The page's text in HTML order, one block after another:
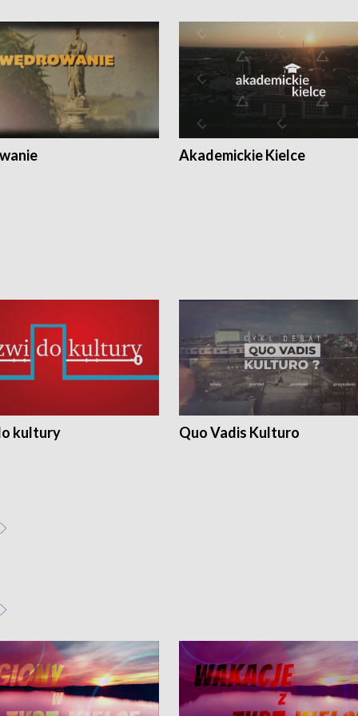
Akademickie Kielce
kultury Quo Vadis Kulturo